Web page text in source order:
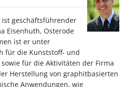
ist geschäftsführender
Eisenhuth, Osterode
ist er unter
für die Kunststoff- und
für die Aktivitäten der Firma
Herstellung von graphitbasierten
Anwendungen, wie